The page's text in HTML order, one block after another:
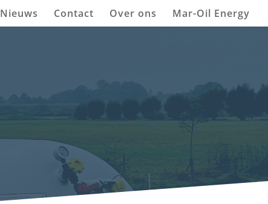
Nieuws Contact Over ons Mar-Oil Energy